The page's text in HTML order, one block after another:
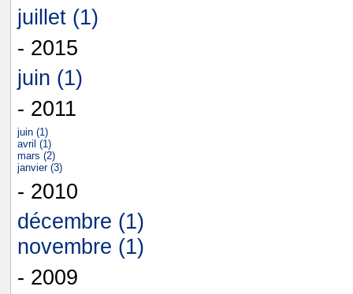
juillet (1)
- 2015
juin (1)
- 2011
juin (1)
avril (1)
mars (2)
janvier (3)
- 2010
décembre (1)
novembre (1)
- 2009